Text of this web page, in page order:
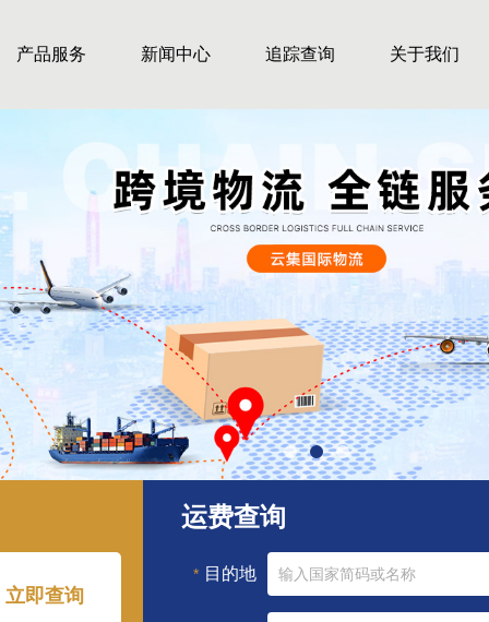
产品服务 新闻中心 追踪查询 关于我们
立即查询
运费查询
* 目的地